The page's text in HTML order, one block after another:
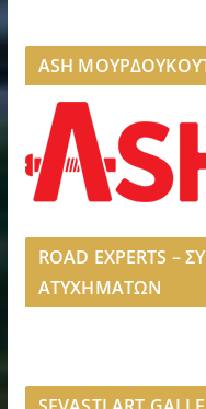
ASH
ROAD EXPERTS
ΑΤΥΧΗΜΑΤΩΝ